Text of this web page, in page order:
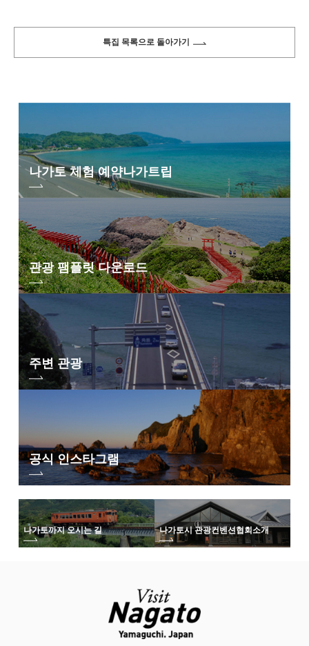
특집 목록으로 돌아가기
나가토 체험 예약나가트립
관광 팸플릿 다운로드
주변 관광
공식 인스타그램
나가토까지 오시는 길 나가토시 관광컨벤션협회소개